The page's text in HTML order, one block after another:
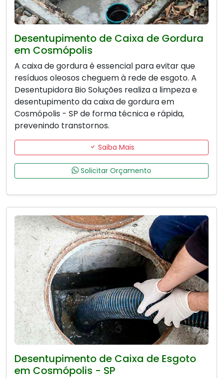
Desentupimento de Caixa de Gordura
em Cosmópolis
A caixa de gordura é essencial para evitar que
resíduos oleosos cheguem à rede de esgoto. A
Desentupidora Bio Soluções realiza a limpeza e
desentupimento da caixa de gordura em
Cosmópolis - SP de forma técnica e rápida,
prevenindo transtornos.
Saiba Mais
Solicitar Orçamento
Desentupimento de Caixa de Esgoto
em Cosmópolis - SP